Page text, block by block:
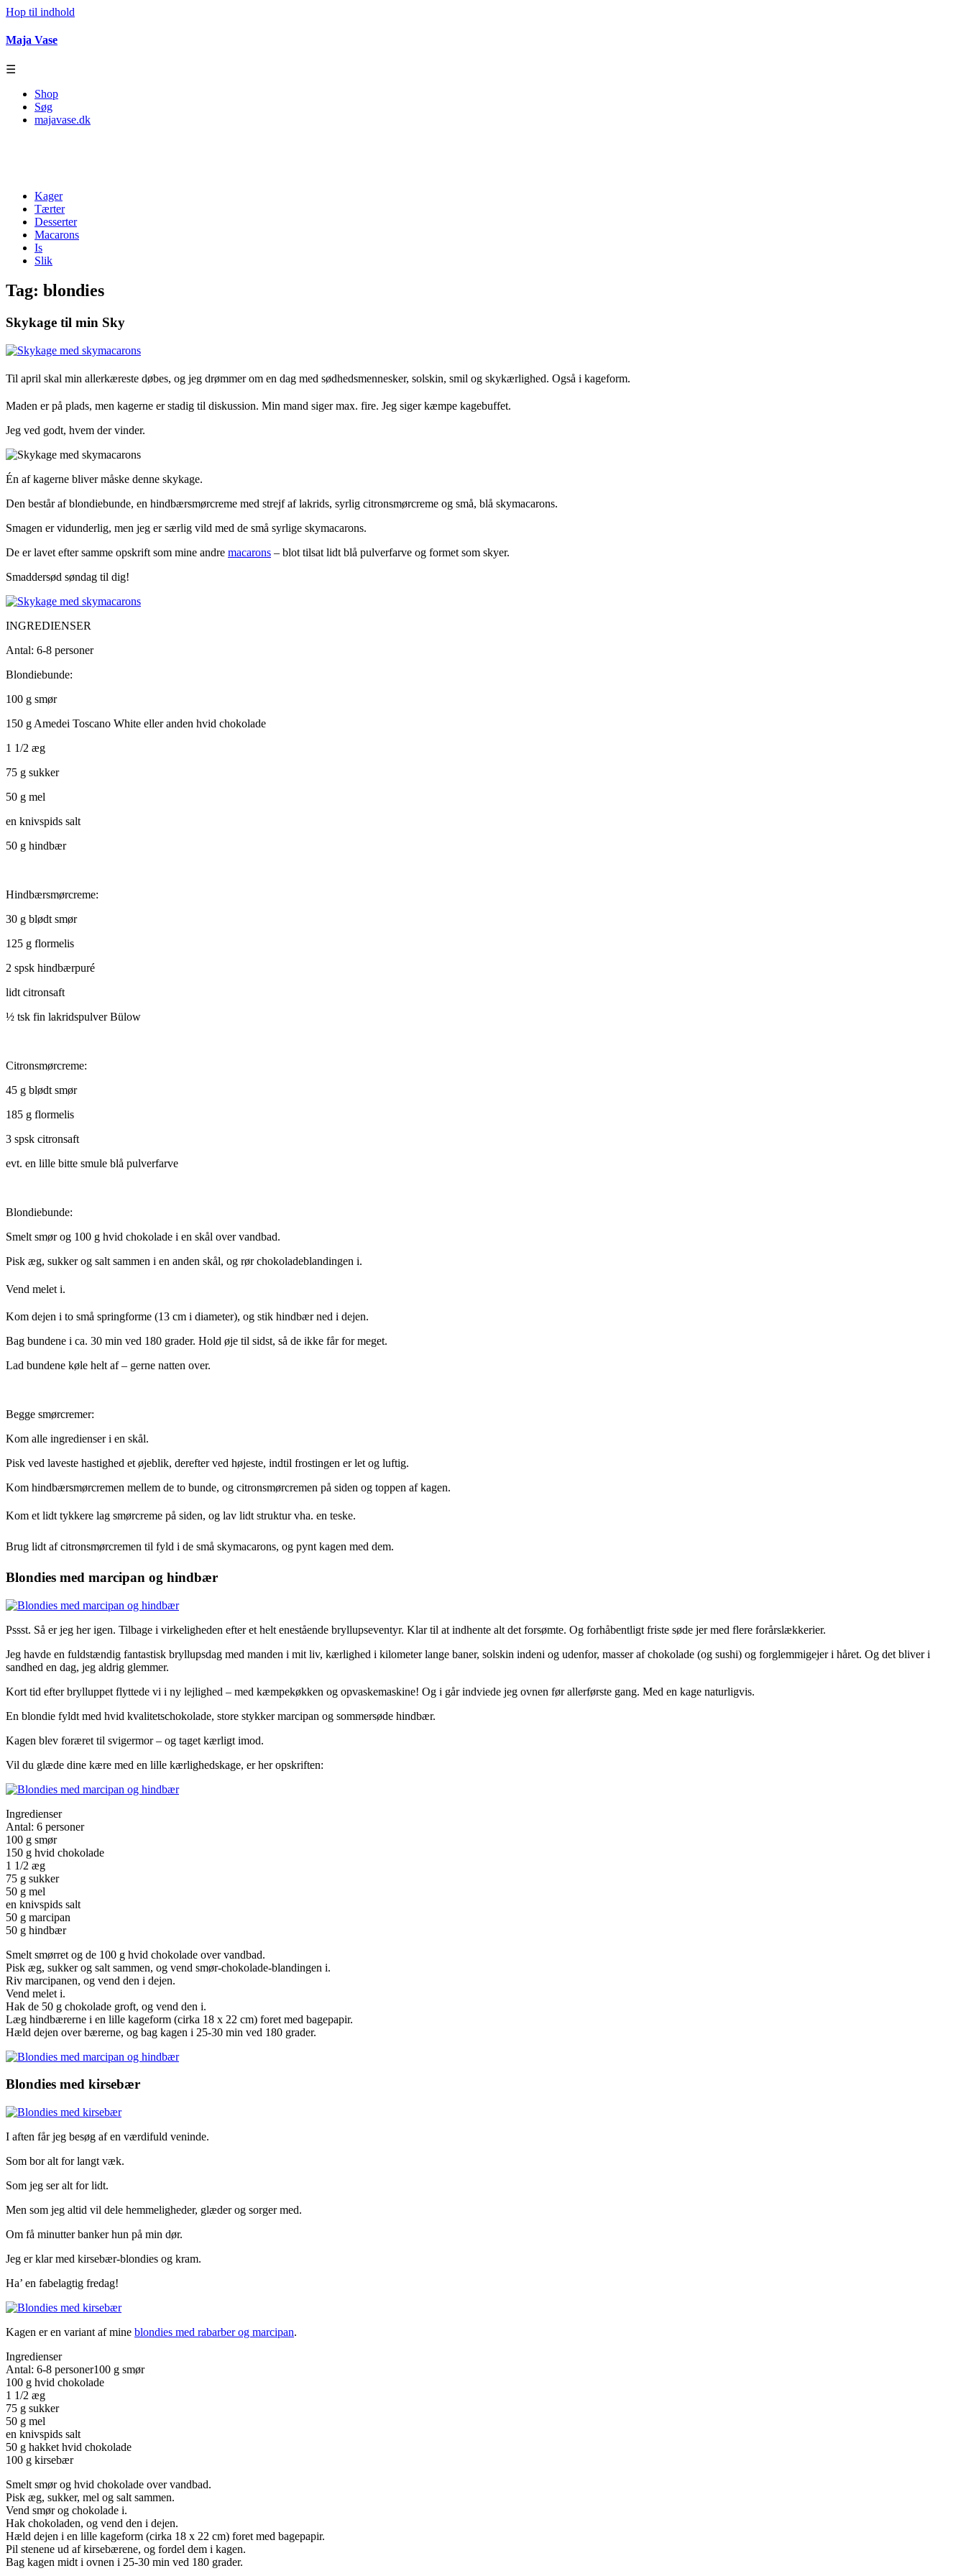
Hop til indhold
Maja Vase
☰
Shop
Søg
majavase.dk
Kager
Tærter
Desserter
Macarons
Is
Slik
Tag: blondies
Skykage til min Sky
Til april skal min allerkæreste døbes, og jeg drømmer om en dag med sødhedsmennesker, solskin, smil og skykærlighed. Også i kageform.
Maden er på plads, men kagerne er stadig til diskussion. Min mand siger max. fire. Jeg siger kæmpe kagebuffet.
Jeg ved godt, hvem der vinder.
Én af kagerne bliver måske denne skykage.
Den består af blondiebunde, en hindbærsmørcreme med strejf af lakrids, syrlig citronsmørcreme og små, blå skymacarons.
Smagen er vidunderlig, men jeg er særlig vild med de små syrlige skymacarons.
De er lavet efter samme opskrift som mine andre macarons – blot tilsat lidt blå pulverfarve og formet som skyer.
Smaddersød søndag til dig!
INGREDIENSER
Antal: 6-8 personer
Blondiebunde:
100 g smør
150 g Amedei Toscano White eller anden hvid chokolade
1 1/2 æg
75 g sukker
50 g mel
en knivspids salt
50 g hindbær
Hindbærsmørcreme:
30 g blødt smør
125 g flormelis
2 spsk hindbærpuré
lidt citronsaft
½ tsk fin lakridspulver Bülow
Citronsmørcreme:
45 g blødt smør
185 g flormelis
3 spsk citronsaft
evt. en lille bitte smule blå pulverfarve
Blondiebunde:
Smelt smør og 100 g hvid chokolade i en skål over vandbad.
Pisk æg, sukker og salt sammen i en anden skål, og rør chokoladeblandingen i.
Vend melet i.
Kom dejen i to små springforme (13 cm i diameter), og stik hindbær ned i dejen.
Bag bundene i ca. 30 min ved 180 grader. Hold øje til sidst, så de ikke får for meget.
Lad bundene køle helt af – gerne natten over.
Begge smørcremer:
Kom alle ingredienser i en skål.
Pisk ved laveste hastighed et øjeblik, derefter ved højeste, indtil frostingen er let og luftig.
Kom hindbærsmørcremen mellem de to bunde, og citronsmørcremen på siden og toppen af kagen.
Kom et lidt tykkere lag smørcreme på siden, og lav lidt struktur vha. en teske.
Brug lidt af citronsmørcremen til fyld i de små skymacarons, og pynt kagen med dem.
Blondies med marcipan og hindbær
Pssst. Så er jeg her igen. Tilbage i virkeligheden efter et helt enestående bryllupseventyr. Klar til at indhente alt det forsømte. Og forhåbentligt friste søde jer med flere forårslækkerier.
Jeg havde en fuldstændig fantastisk bryllupsdag med manden i mit liv, kærlighed i kilometer lange baner, solskin indeni og udenfor, masser af chokolade (og sushi) og forglemmigejer i håret. Og det bliver i
sandhed en dag, jeg aldrig glemmer.
Kort tid efter brylluppet flyttede vi i ny lejlighed – med kæmpekøkken og opvaskemaskine! Og i går indviede jeg ovnen før allerførste gang. Med en kage naturligvis.
En blondie fyldt med hvid kvalitetschokolade, store stykker marcipan og sommersøde hindbær.
Kagen blev foræret til svigermor – og taget kærligt imod.
Vil du glæde dine kære med en lille kærlighedskage, er her opskriften:
Ingredienser
Antal: 6 personer
100 g smør
150 g hvid chokolade
1 1/2 æg
75 g sukker
50 g mel
en knivspids salt
50 g marcipan
50 g hindbær
Smelt smørret og de 100 g hvid chokolade over vandbad.
Pisk æg, sukker og salt sammen, og vend smør-chokolade-blandingen i.
Riv marcipanen, og vend den i dejen.
Vend melet i.
Hak de 50 g chokolade groft, og vend den i.
Læg hindbærerne i en lille kageform (cirka 18 x 22 cm) foret med bagepapir.
Hæld dejen over bærerne, og bag kagen i 25-30 min ved 180 grader.
Blondies med kirsebær
I aften får jeg besøg af en værdifuld veninde.
Som bor alt for langt væk.
Som jeg ser alt for lidt.
Men som jeg altid vil dele hemmeligheder, glæder og sorger med.
Om få minutter banker hun på min dør.
Jeg er klar med kirsebær-blondies og kram.
Ha’ en fabelagtig fredag!
Kagen er en variant af mine blondies med rabarber og marcipan.
Ingredienser
Antal: 6-8 personer100 g smør
100 g hvid chokolade
1 1/2 æg
75 g sukker
50 g mel
en knivspids salt
50 g hakket hvid chokolade
100 g kirsebær
Smelt smør og hvid chokolade over vandbad.
Pisk æg, sukker, mel og salt sammen.
Vend smør og chokolade i.
Hak chokoladen, og vend den i dejen.
Hæld dejen i en lille kageform (cirka 18 x 22 cm) foret med bagepapir.
Pil stenene ud af kirsebærene, og fordel dem i kagen.
Bag kagen midt i ovnen i 25-30 min ved 180 grader.